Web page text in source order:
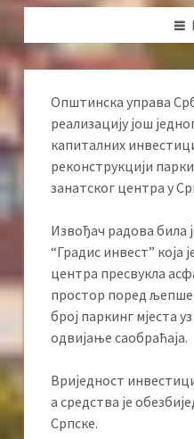
Општинска управа
реализацију још
капиталних
реконструкцији
занатског центра у
Извођач радова била
“Градис инвест” која
центра пресвукла
простор поред
број паркинг мјеста
одвијање саобраћаја.
Вриједност
а средства је
Српске.